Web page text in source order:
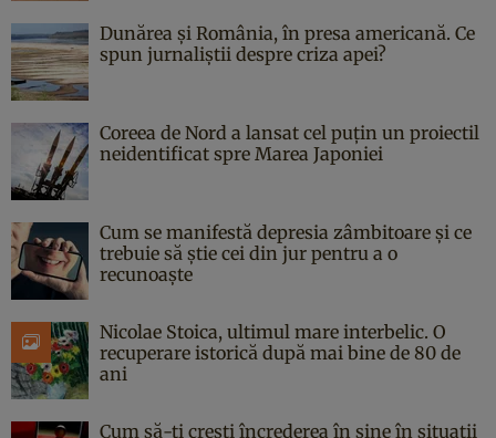
Dunărea și România, în presa americană. Ce
spun jurnaliștii despre criza apei?
Coreea de Nord a lansat cel puțin un proiectil
neidentificat spre Marea Japoniei
Cum se manifestă depresia zâmbitoare și ce
trebuie să știe cei din jur pentru a o
recunoaște
Nicolae Stoica, ultimul mare interbelic. O
recuperare istorică după mai bine de 80 de
ani
Cum să-ți crești încrederea în sine în situații